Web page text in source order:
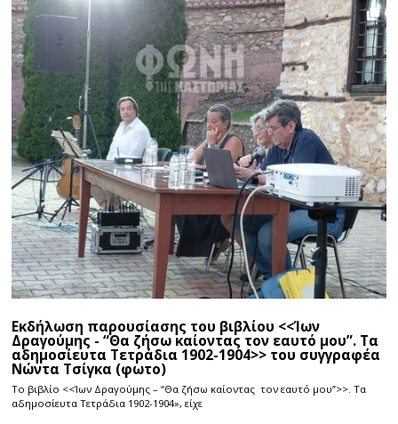
Εκδήλωση παρουσίασης του βιβλίου <<Ίων
Δραγούμης - “Θα ζήσω καίοντας τον εαυτό μου”. Τα
αδημοσίευτα Τετράδια 1902-1904>> του συγγραφέα
Νώντα Τσίγκα (φωτο)
Το βιβλίο <<Ίων Δραγούμης – “Θα ζήσω καίοντας τον εαυτό μου”>>. Τα
αδημοσίευτα Τετράδια 1902-1904», είχε